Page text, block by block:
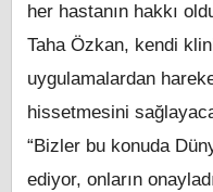
her hastanın hakkı
Taha Özkan, kendi
uygulamalardan
hissetmesini
“Bizler bu konuda
ediyor, onların